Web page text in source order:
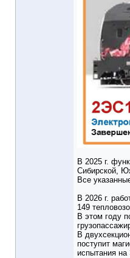
В 2025 г.
Сибирской,
Все
В 2026 г.
149
В этом году
В
поступит
испытания